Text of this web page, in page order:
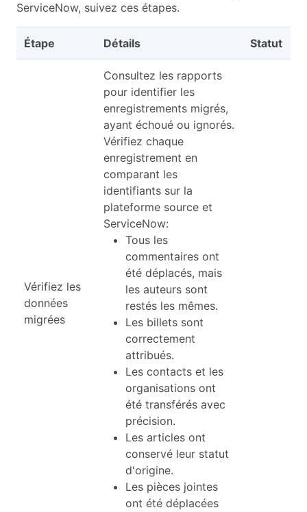
ServiceNow, suivez ces étapes.
Étape Détails Statut
Vérifiez les
données
migrées
Consultez les rapports
pour identifier les
enregistrements migrés,
ayant échoué ou ignorés.
Vérifiez chaque
enregistrement en
comparant les
identifiants sur la
plateforme source et
ServiceNow:
Tous les
commentaires ont
été déplacés, mais
les auteurs sont
restés les mêmes.
Les billets sont
correctement
attribués.
Les contacts et les
organisations ont
été transférés avec
précision.
Les articles ont
conservé leur statut
d'origine.
Les pièces jointes
ont été déplacées